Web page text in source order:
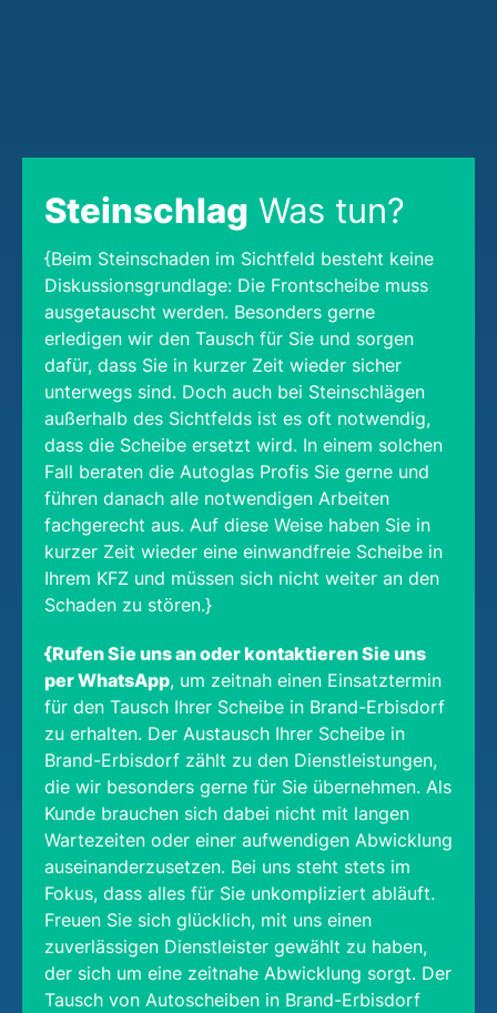
Steinschlag Was tun?
{Beim Steinschaden im Sichtfeld besteht keine
Diskussionsgrundlage: Die Frontscheibe muss
ausgetauscht werden. Besonders gerne
erledigen wir den Tausch für Sie und sorgen
dafür, dass Sie in kurzer Zeit wieder sicher
unterwegs sind. Doch auch bei Steinschlägen
außerhalb des Sichtfelds ist es oft notwendig,
dass die Scheibe ersetzt wird. In einem solchen
Fall beraten die Autoglas Profis Sie gerne und
führen danach alle notwendigen Arbeiten
fachgerecht aus. Auf diese Weise haben Sie in
kurzer Zeit wieder eine einwandfreie Scheibe in
Ihrem KFZ und müssen sich nicht weiter an den
Schaden zu stören.}
{Rufen Sie uns an oder kontaktieren Sie uns
per WhatsApp, um zeitnah einen Einsatztermin
für den Tausch Ihrer Scheibe in Brand-Erbisdorf
zu erhalten. Der Austausch Ihrer Scheibe in
Brand-Erbisdorf zählt zu den Dienstleistungen,
die wir besonders gerne für Sie übernehmen. Als
Kunde brauchen sich dabei nicht mit langen
Wartezeiten oder einer aufwendigen Abwicklung
auseinanderzusetzen. Bei uns steht stets im
Fokus, dass alles für Sie unkompliziert abläuft.
Freuen Sie sich glücklich, mit uns einen
zuverlässigen Dienstleister gewählt zu haben,
der sich um eine zeitnahe Abwicklung sorgt. Der
Tausch von Autoscheiben in Brand-Erbisdorf